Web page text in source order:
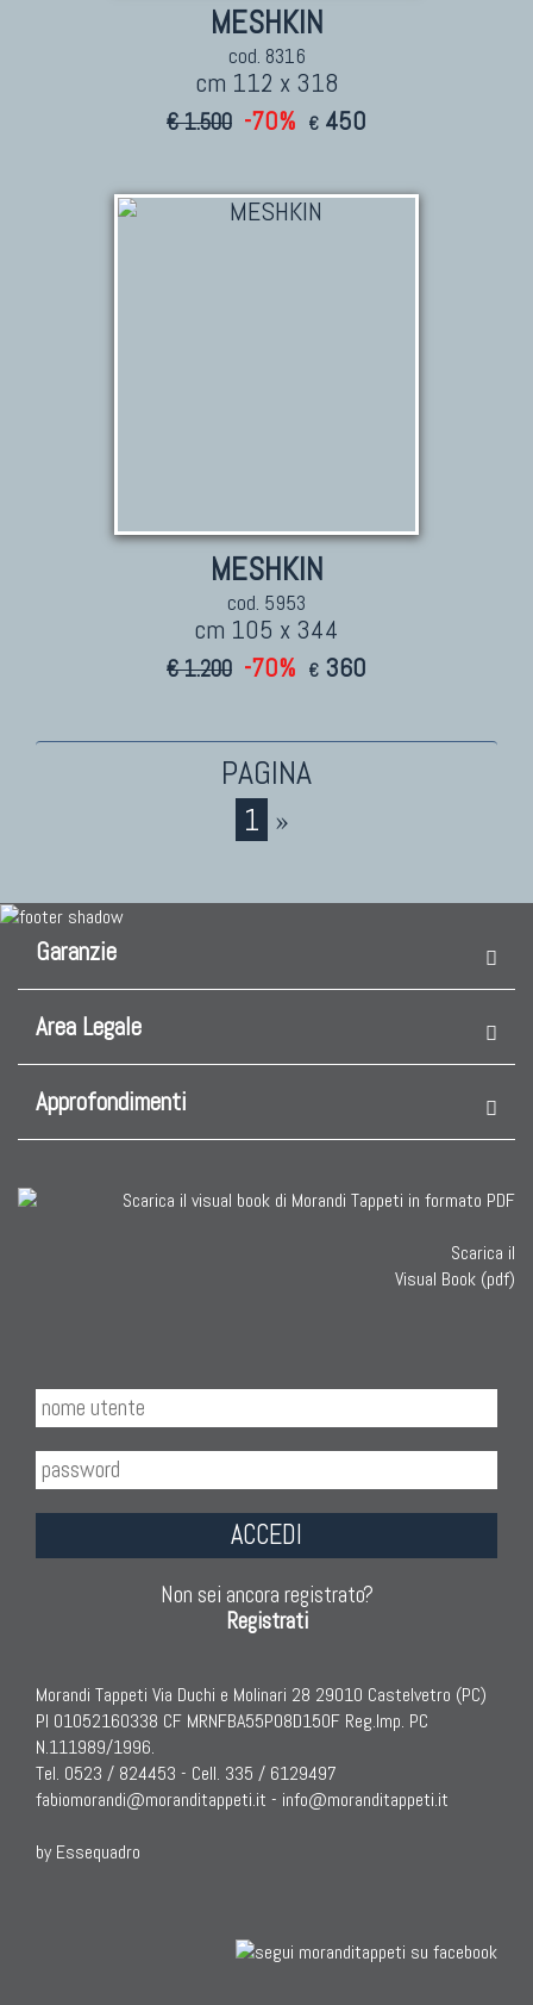
MESHKIN
cod. 8316
cm 112 x 318
€ 1.500 -70% € 450
MESHKIN
cod. 5953
cm 105 x 344
€ 1.200 -70% € 360
1 »
Garanzie
Area Legale
Approfondimenti
Scarica il
Visual Book (pdf)
ACCEDI
Non sei ancora registrato?
Registrati
Morandi Tappeti Via Duchi e Molinari 28 29010 Castelvetro (PC)
PI 01052160338 CF MRNFBA55P08D150F Reg.Imp. PC
N.111989/1996.
Tel. 0523 / 824453 - Cell. 335 / 6129497
fabiomorandi@moranditappeti.it - info@moranditappeti.it
by Essequadro